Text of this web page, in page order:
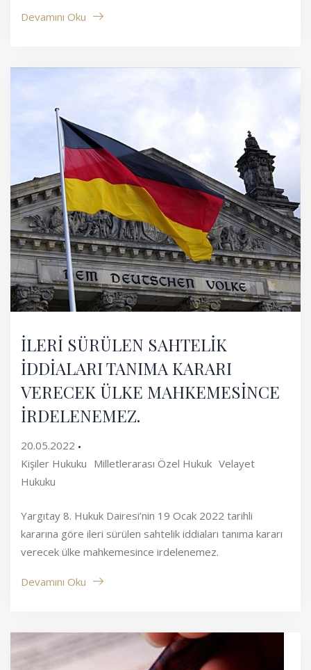
Devamını Oku
İLERİ SÜRÜLEN SAHTELİK
İDDİALARI TANIMA KARARI
VERECEK ÜLKE MAHKEMESİNCE
İRDELENEMEZ.
20.05.2022
Kişiler Hukuku Milletlerarası Özel Hukuk Velayet
Hukuku
Yargıtay 8. Hukuk Dairesi’nin 19 Ocak 2022 tarihli
kararına göre ileri sürülen sahtelik iddiaları tanıma kararı
verecek ülke mahkemesince irdelenemez.
Devamını Oku